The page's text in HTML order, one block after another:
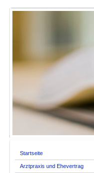
Startseite
Arztpraxis und Ehevertrag